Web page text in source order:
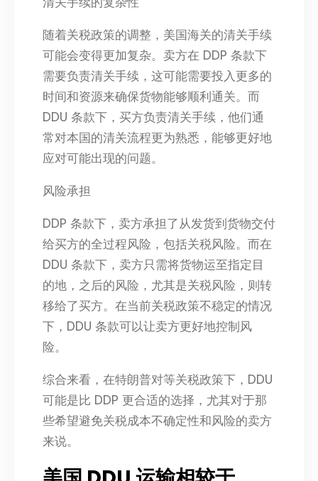
随着关税政策的调整，美国海关的清关手续
可能会变得更加复杂。卖方在 DDP 条款下
需要负责清关手续，这可能需要投入更多的
时间和资源来确保货物能够顺利通关。而
DDU 条款下，买方负责清关手续，他们通
常对本国的清关流程更为熟悉，能够更好地
应对可能出现的问题。​
风险承担​
DDP 条款下，卖方承担了从发货到货物交付
给买方的全过程风险，包括关税风险。而在
DDU 条款下，卖方只需将货物运至指定目
的地，之后的风险，尤其是关税风险，则转
移给了买方。在当前关税政策不稳定的情况
下，DDU 条款可以让卖方更好地控制风
险。​
综合来看，在特朗普对等关税政策下，DDU
可能是比 DDP 更合适的选择，尤其对于那
些希望避免关税成本不确定性和风险的卖方
来说。​